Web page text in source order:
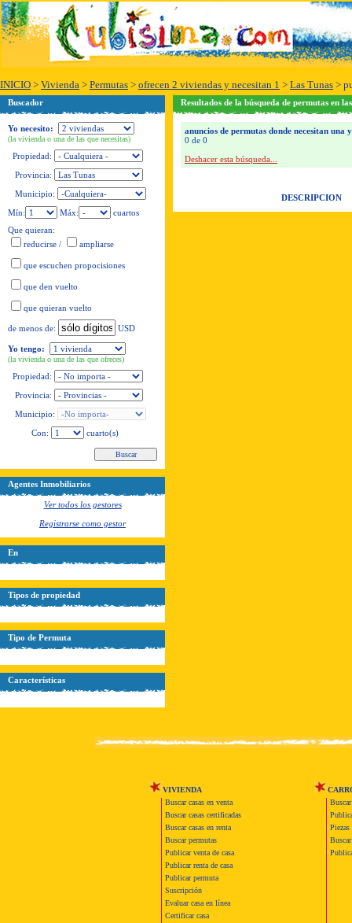
INICIO > Vivienda > Permutas > ofrecen 2 viviendas y necesitan 1 > Las Tunas >
Buscador
Yo necesito:
(la vivienda o una de las que necesitas)
Propiedad:
Provincia:
Municipio:
Mín:
Máx:
cuartos
Que quieran:
reducirse / ampliarse
que escuchen propocisiones
que den vuelto
que quieran vuelto
de menos de: USD
Yo tengo:
(la vivienda o una de las que ofreces)
Propiedad:
Provincia:
Municipio:
Con:
cuarto(s)
Agentes Inmobiliarios
Ver todos los gestores
Registrarse como gestor
En
Tipos de propiedad
Tipo de Permuta
Características
Resultados de la búsqueda de permutas en
anuncios de permutas donde necesitan una
0 de 0
Deshacer esta búsqueda...
DESCRIPCION
VIVIENDA
Buscar casas en venta
Buscar casas certificadas
Buscar casas en renta
Buscar permutas
Publicar venta de casa
Publicar renta de casa
Publicar permuta
Suscripción
Evaluar casa en línea
Certificar casa
Piezas